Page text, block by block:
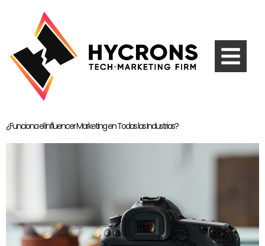
¿Funciona el Influencer Marketing en Todas las Industrias?